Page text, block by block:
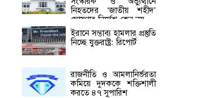
নিহতদের ‘জাতীয় শহীদ’
ঘোষণার নির্দেশ কেন নয়
ইরানে সম্ভাব্য হামলার প্রস্তুতি
নিচ্ছে যুক্তরাষ্ট্র: রিপোর্ট
রাজনীতি ও আমলানির্ভরতা
কমিয়ে দুদককে শক্তিশালী
করতে ৪৭ সুপারিশ